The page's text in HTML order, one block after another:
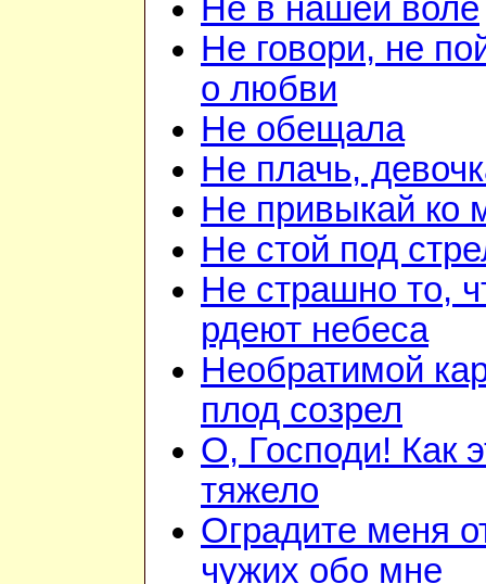
Не в нашей воле
Не говори, не
о любви
Не обещала
Не плачь,
Не привыкай ко
Не стой под
Не страшно то,
рдеют небеса
Необратимой
плод созрел
О, Господи! Как
тяжело
Оградите меня
чужих обо мне